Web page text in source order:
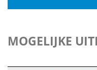
MOGELIJKE